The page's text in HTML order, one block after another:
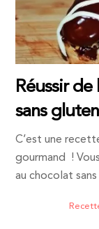
Réussir de
sans gluten
C’est une
gourmand !
au chocolat